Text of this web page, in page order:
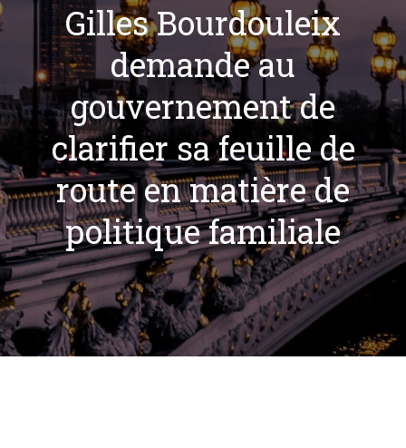
Gilles Bourdouleix
demande au
gouvernement de
clarifier sa feuille de
route en matière de
politique familiale